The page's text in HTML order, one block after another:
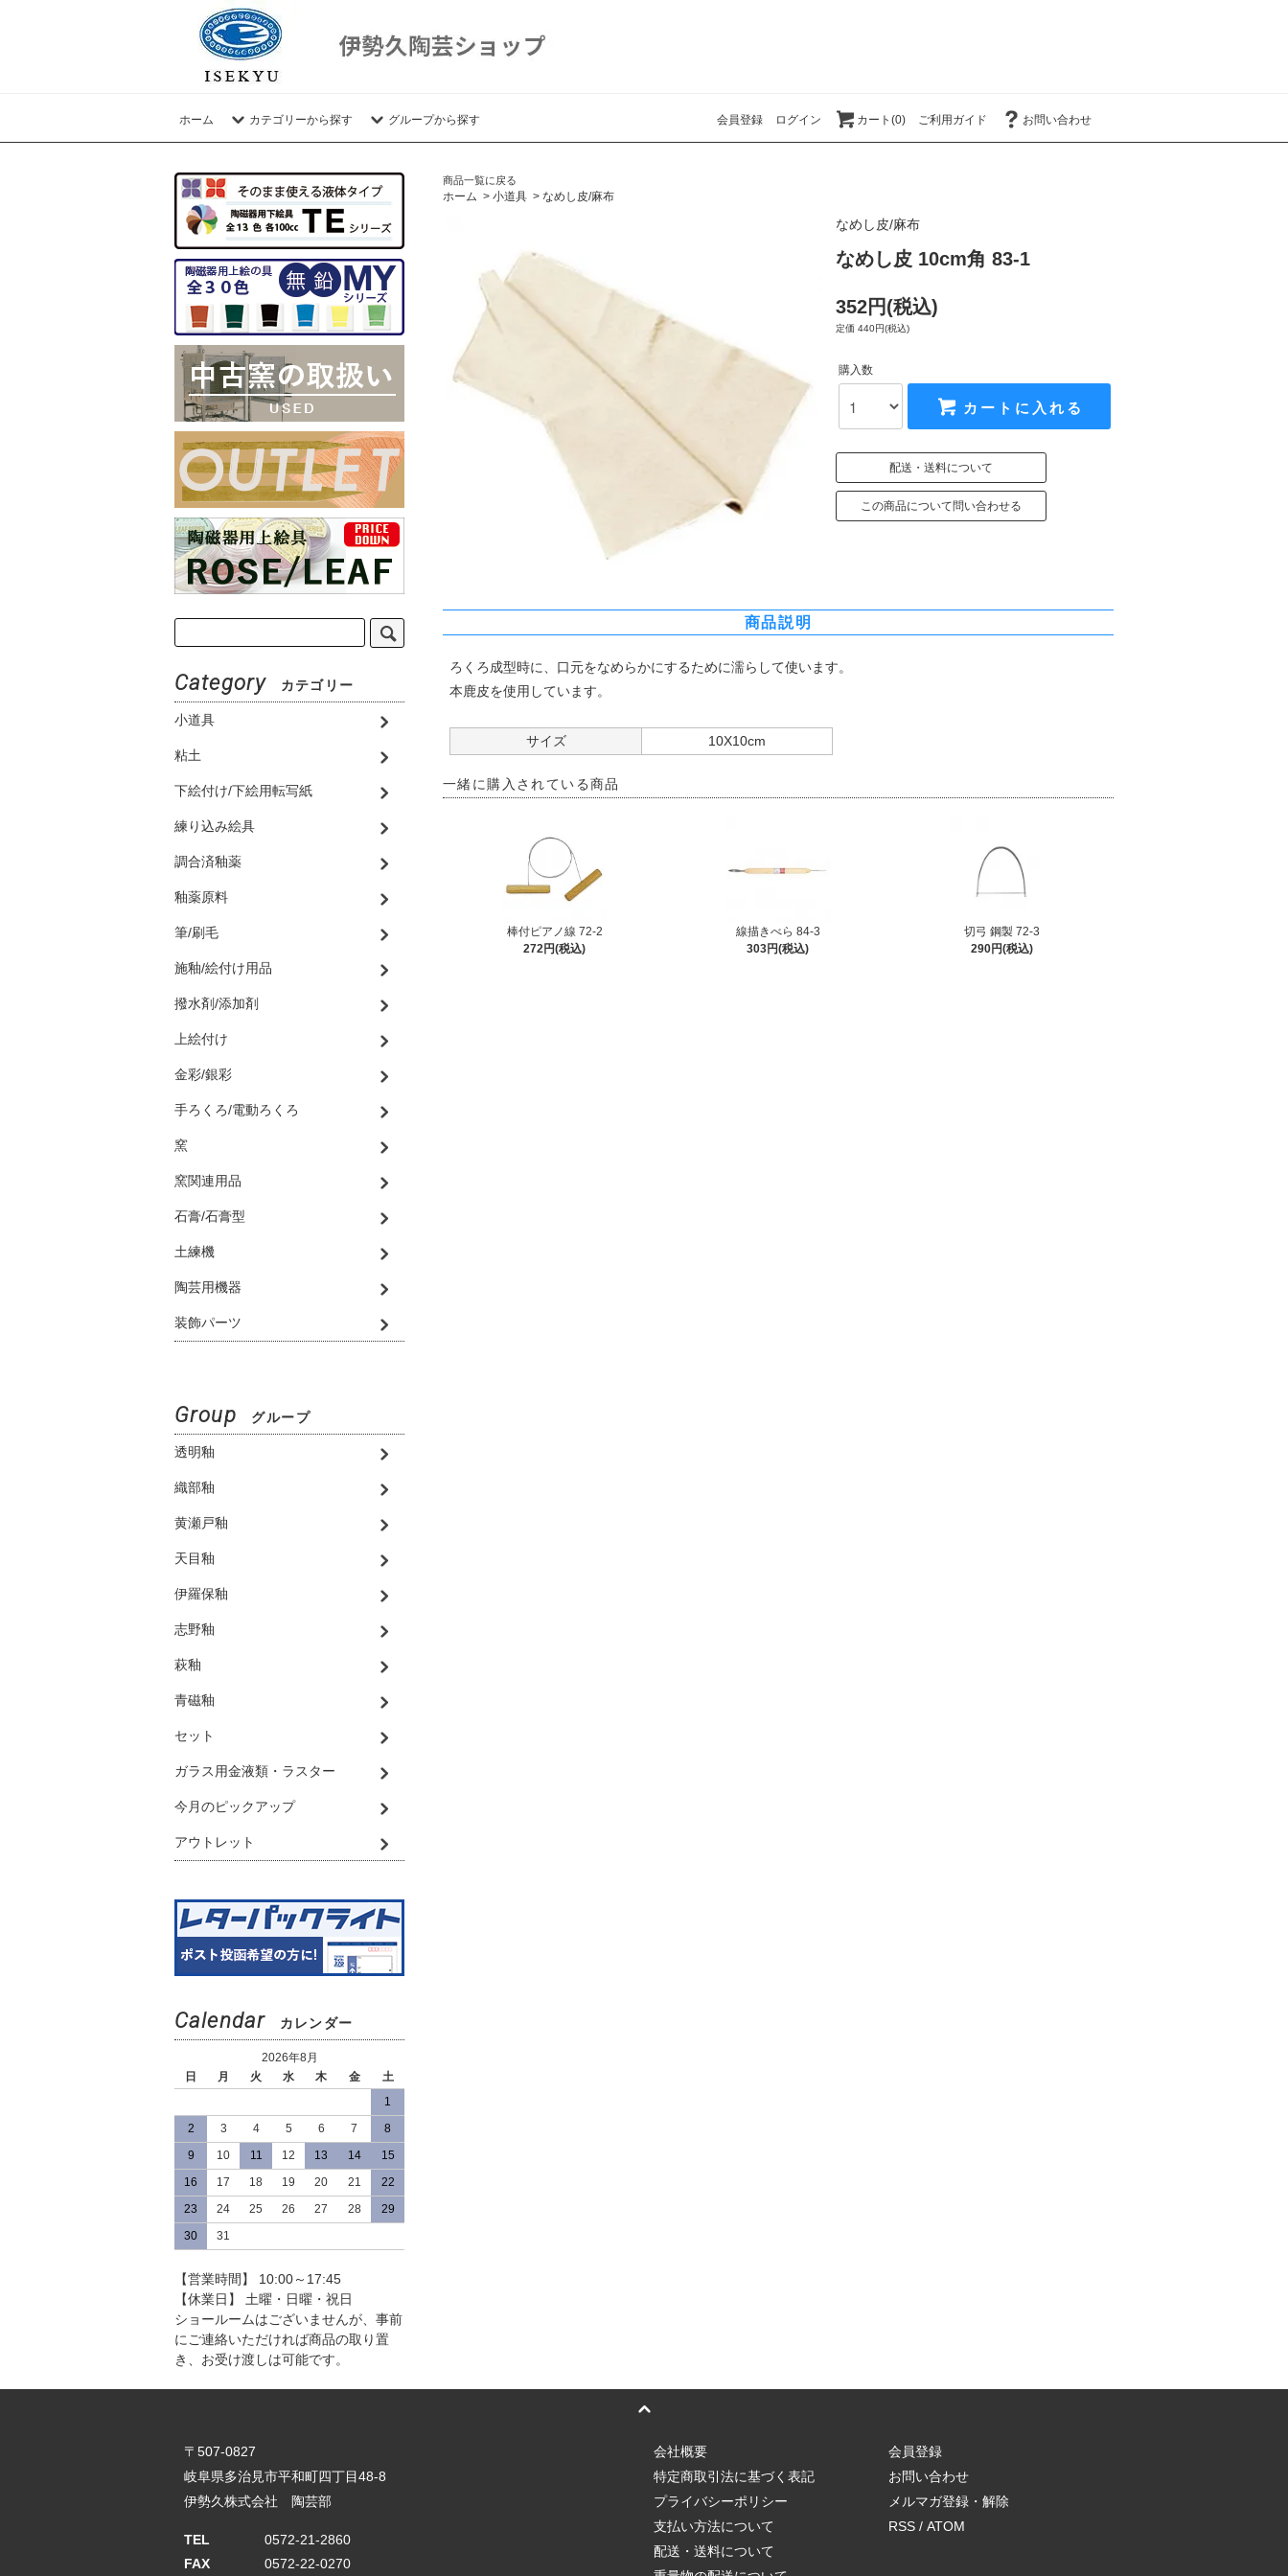
ホーム カテゴリーから探す グループから探す 会員登録 ログイン カート(0) ご利用ガイド お問い合わせ
商品一覧に戻る
ホーム > 小道具 > なめし皮/麻布
なめし皮/麻布
なめし皮 10cm角 83-1
352円(税込)
定価 440円(税込)
購入数
カートに入れる
配送・送料について
この商品について問い合わせる
商品説明
ろくろ成型時に、口元をなめらかにするために濡らして使います。
本鹿皮を使用しています。
サイズ 10X10cm
一緒に購入されている商品
棒付ピアノ線 72-2
272円(税込)
線描きべら 84-3
303円(税込)
切弓 鋼製 72-3
290円(税込)
Category カテゴリー
小道具
粘土
下絵付け/下絵用転写紙
練り込み絵具
調合済釉薬
釉薬原料
筆/刷毛
施釉/絵付け用品
撥水剤/添加剤
上絵付け
金彩/銀彩
手ろくろ/電動ろくろ
窯
窯関連用品
石膏/石膏型
土練機
陶芸用機器
装飾パーツ
Group グループ
透明釉
織部釉
黄瀬戸釉
天目釉
伊羅保釉
志野釉
萩釉
青磁釉
セット
ガラス用金液類・ラスター
今月のピックアップ
アウトレット
Calendarカレンダー
2026年8月
日
月 火 水 木 金
土
1
2
3 4 5 6 7
8
9
10 11 12 13 14
15
16
17 18 19 20 21
22
23
24 25 26 27 28
29
30
31
【営業時間】 10:00～17:45
【休業日】 土曜・日曜・祝日
ショールームはございませんが、事前
にご連絡いただければ商品の取り置
き、お受け渡しは可能です。
〒507-0827
岐阜県多治見市平和町四丁目48-8
伊勢久株式会社 陶芸部
TEL
0572-21-2860
FAX
0572-22-0270
会社概要
特定商取引法に基づく表記
プライバシーポリシー
支払い方法について
配送・送料について
会員登録
お問い合わせ
メルマガ登録・解除
RSS/ ATOM